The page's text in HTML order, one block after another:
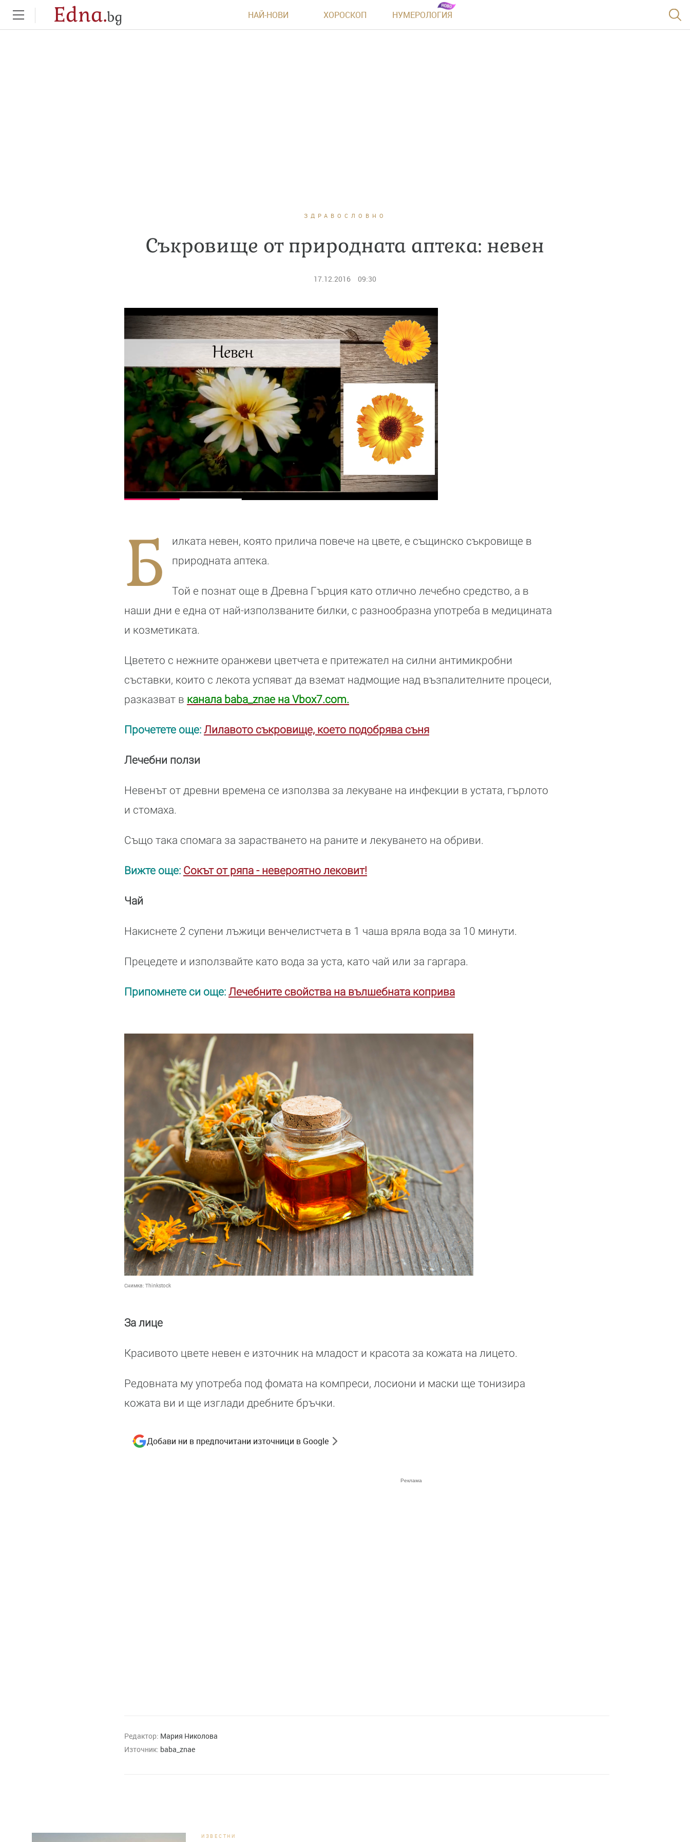
Edna.bg НАЙ-НОВИ ХОРОСКОП НУМЕРОЛОГИЯ
ЗДРАВОСЛОВНО
Съкровище от природната аптека: невен
17.12.2016 09:30
Б
илката невен, която прилича повече на цвете, е същинско съкровище в
природната аптека.
Той е познат още в Древна Гърция като отлично лечебно средство, а в
наши дни е една от най-използваните билки, с разнообразна употреба в медицината
и козметиката.
Цветето с нежните оранжеви цветчета е притежател на силни антимикробни
съставки, които с лекота успяват да вземат надмощие над възпалителните процеси,
разказват в канала baba_znae на Vbox7.com.
Прочетете още: Лилавото съкровище, което подобрява съня
Лечебни ползи
Невенът от древни времена се използва за лекуване на инфекции в устата, гърлото
и стомаха.
Също така спомага за зарастването на раните и лекуването на обриви.
Вижте още: Сокът от ряпа - невероятно лековит!
Чай
Накиснете 2 супени лъжици венчелистчета в 1 чаша вряла вода за 10 минути.
Прецедете и използвайте като вода за уста, като чай или за гаргара.
Припомнете си още: Лечебните свойства на вълшебната коприва
Снимка: Thinkstock
За лице
Красивото цвете невен е източник на младост и красота за кожата на лицето.
Редовната му употреба под фомата на компреси, лосиони и маски ще тонизира
кожата ви и ще изглади дребните бръчки.
Добави ни в предпочитани източници в Google
Редактор: Мария Николова
Източник: baba_znae
ИЗВЕСТНИ